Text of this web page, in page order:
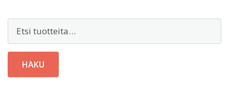
Etsi:
HAKU